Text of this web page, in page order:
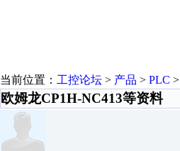
当前位置： 工控论坛 > 产品 > PLC >
欧姆龙CP1H-NC413等资料